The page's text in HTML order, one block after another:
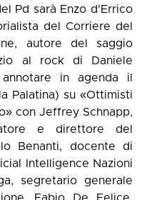
Pd sarà Enzo d'Errico
del Corriere del
autore del saggio
al rock di Daniele
in agenda il
Palatina) su «Ottimisti
con Jeffrey Schnapp,
e direttore del
Benanti, docente di
Intelligence Nazioni
segretario generale